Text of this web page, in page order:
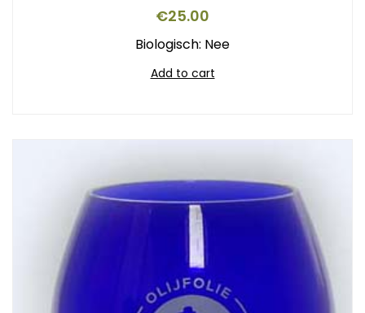
€25.00
Biologisch: Nee
Add to cart